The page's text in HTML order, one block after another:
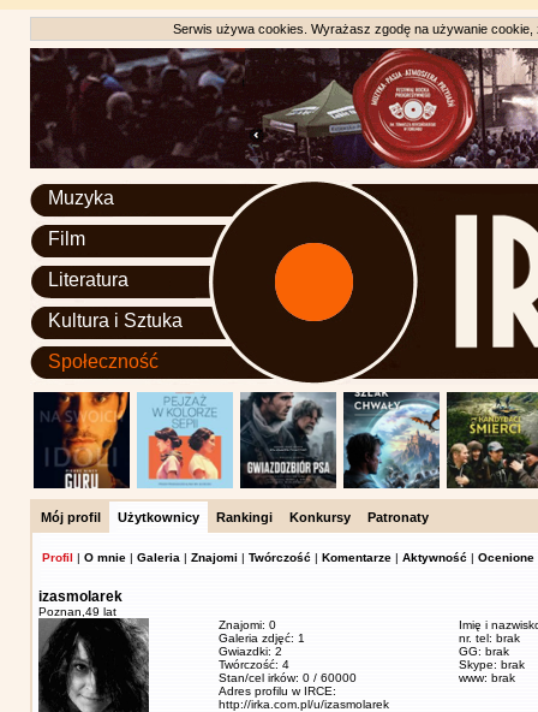
Serwis używa cookies. Wyrażasz zgodę na używanie
Muzyka
Film
Literatura
Kultura i Sztuka
Społeczność
Mój profil Użytkownicy Rankingi Konkursy Patronaty
Profil | O mnie | Galeria | Znajomi | Twórczość | Komentarze | Aktywność | Ocenione
izasmolarek
Poznan, 49 lat
Znajomi: 0
Galeria zdjęć: 1
Gwiazdki: 2
Twórczość: 4
Stan/cel irków: 0 / 60000
Adres profilu w IRCE:
http://irka.com.pl/u/izasmolarek
Imię i
nr. tel: brak
GG: brak
Skype: brak
www: brak